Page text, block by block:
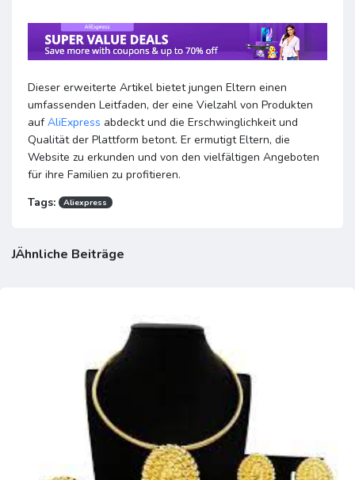
Dieser erweiterte Artikel bietet jungen Eltern einen
umfassenden Leitfaden, der eine Vielzahl von Produkten
aufAliExpress abdeckt und die Erschwinglichkeit und
Qualität der Plattform betont. Er ermutigt Eltern, die
Website zu erkunden und von den vielfältigen Angeboten
für ihre Familien zu profitieren.
Tags:
Aliexpress
JÄhnliche Beiträge